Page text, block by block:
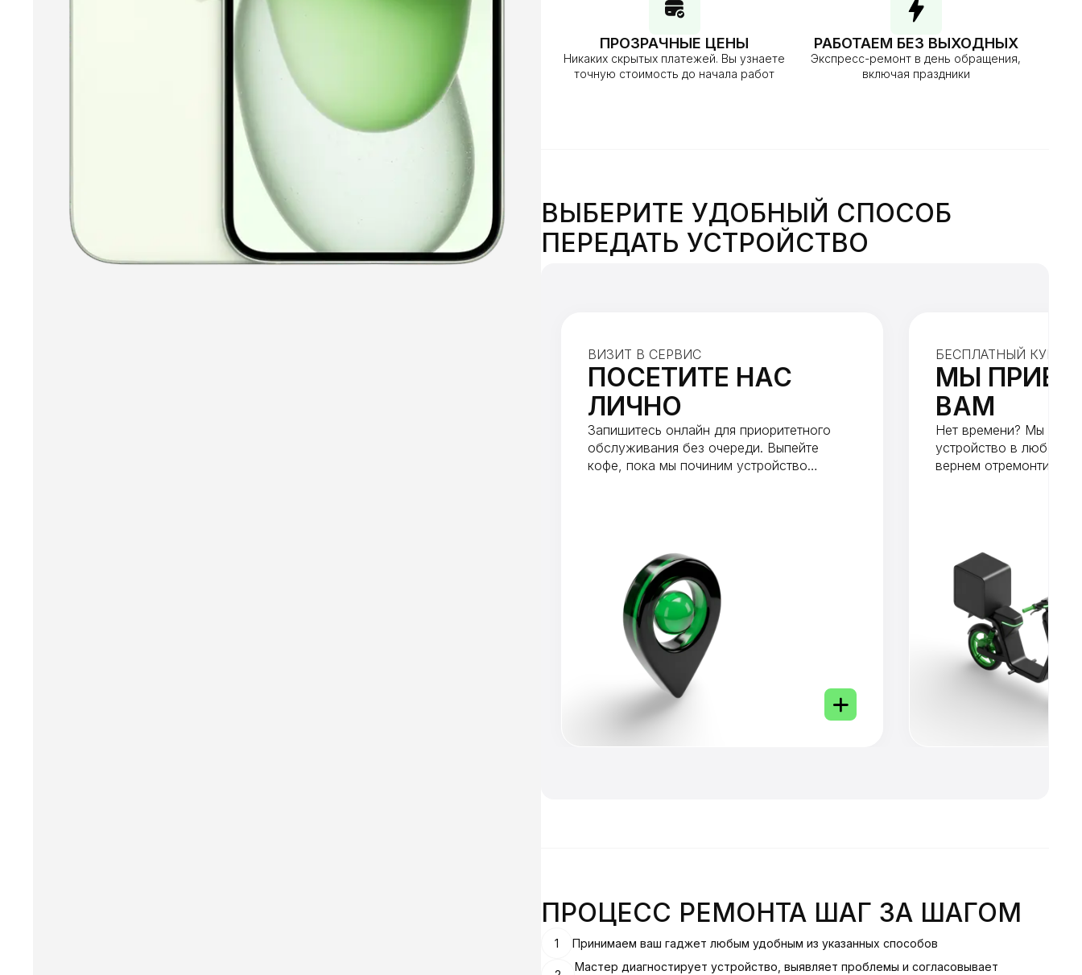
ПРОЗРАЧНЫЕ ЦЕНЫ
Никаких скрытых платежей. Вы узнаете
точную стоимость до начала работ
РАБОТАЕМ БЕЗ ВЫХОДНЫХ
Экспресс-ремонт в день обращения,
включая праздники
ВЫБЕРИТЕ УДОБНЫЙ СПОСОБ
ПЕРЕДАТЬ УСТРОЙСТВО
ВИЗИТ В СЕРВИС
ПОСЕТИТЕ НАС
ЛИЧНО
Запишитесь онлайн для приоритетного
обслуживания без очереди. Выпейте
кофе, пока мы починим устройство
БЕСПЛАТНЫЙ
МЫ
ВАМ
Нет времени? Мы
устройство в любой
вернем
ПРОЦЕСС РЕМОНТА ШАГ ЗА ШАГОМ
1 Принимаем ваш гаджет любым удобным из указанных способов
Мастер диагностирует устройство, выявляет проблемы и согласовывает